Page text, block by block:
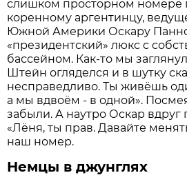
слишком просторном номере
коренному аргентинцу,
Южной Америки Оскару
«президентский» люкс с
бассейном. Как-то мы
Штейн огляделся и в шутку
несправедливо. Ты живёшь
а мы вдвоём - в одной».
забыли. А наутро Оскар
«Лёня, ты прав. Давайте
наш номер.
Немцы в джунглях